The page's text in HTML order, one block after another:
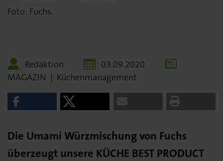
Foto: Fuchs.
Redaktion
03.09.2020
MAGAZIN | Küchenmanagement
Die Umami Würzmischung von Fuchs
überzeugt unsere KÜCHE BEST PRODUCT